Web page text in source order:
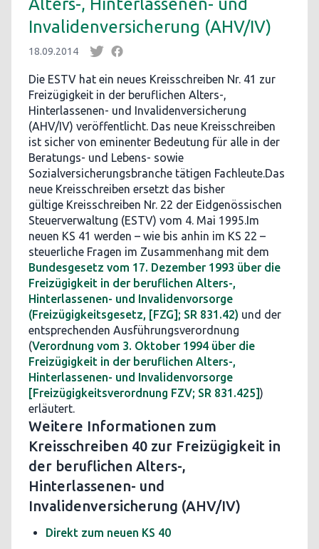
Alters-, Hinterlassenen- und
Invalidenversicherung (AHV/IV)
18.09.2014
Die ESTV hat ein neues Kreisschreiben Nr. 41 zur
Freizügigkeit in der beruflichen Alters-,
Hinterlassenen- und Invalidenversicherung
(AHV/IV) veröffentlicht. Das neue Kreisschreiben
ist sicher von eminenter Bedeutung für alle in der
Beratungs- und Lebens- sowie
Sozialversicherungsbranche tätigen Fachleute.Das
neue Kreisschreiben ersetzt das bisher
gültige Kreisschreiben Nr. 22 der Eidgenössischen
Steuerverwaltung (ESTV) vom 4. Mai 1995.Im
neuen KS 41 werden – wie bis anhin im KS 22 –
steuerliche Fragen im Zusammenhang mit dem
Bundesgesetz vom 17. Dezember 1993 über die
Freizügigkeit in der beruflichen Alters-,
Hinterlassenen- und Invalidenvorsorge
(Freizügigkeitsgesetz, [FZG]; SR 831.42) und der
entsprechenden Ausführungsverordnung
(Verordnung vom 3. Oktober 1994 über die
Freizügigkeit in der beruflichen Alters-,
Hinterlassenen- und Invalidenvorsorge
[Freizügigkeitsverordnung FZV; SR 831.425])
erläutert.
Weitere Informationen zum
Kreisschreiben 40 zur Freizügigkeit in
der beruflichen Alters-,
Hinterlassenen- und
Invalidenversicherung (AHV/IV)
Direkt zum neuen KS 40